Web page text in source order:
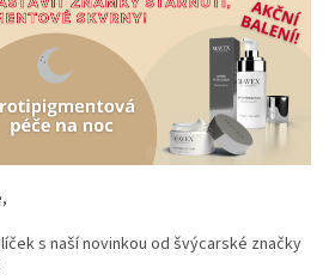
s naší novinkou od švýcarské značky